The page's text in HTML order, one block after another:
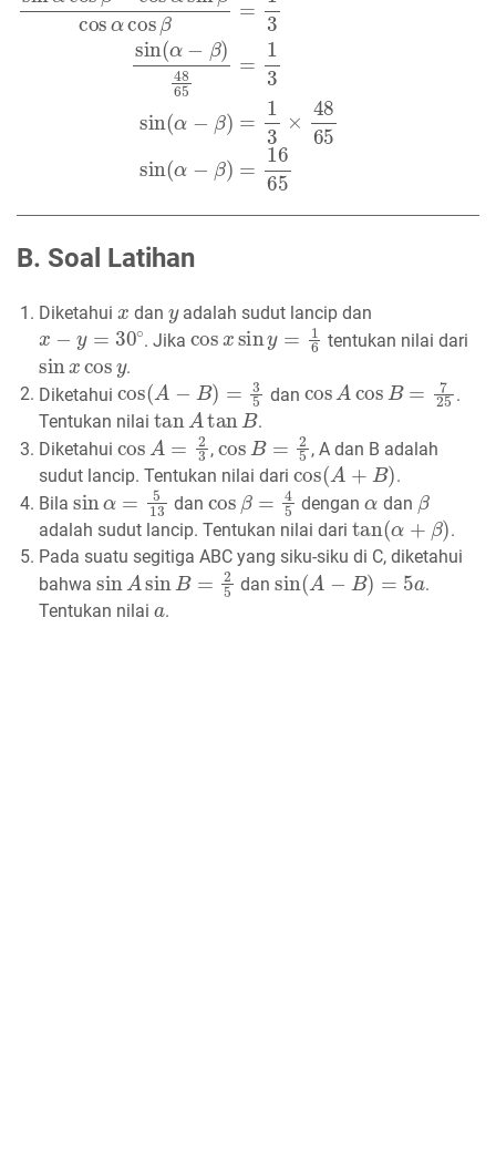
tanβ=13sin sinβ
B. Soal Latihan
Diketahui dan adalah sudut lancip dan
x−y=30∘
. Jika
cosxsiny=16
tentukan nilai dari
sin cos y
.
Diketahui
cos( A )=
dan
A B= 25
.
Tentukan nilai
tan tan
.
Diketahui
cos A=23
,
cosB= 5
, A dan B adalah
sudut lancip. Tentukan nilai dari
cos( A+B)
.
Bila
sinα=513
dan
cosβ =45
dengan
α
dan
β
adalah sudut lancip. Tentukan nilai dari
tan (α+ β)
.
Pada suatu segitiga ABC yang siku-siku di C, diketahui
bahwa
sinAsinB=2 5
dan
sin(A−B )=5a
.
Tentukan nilai
a
.